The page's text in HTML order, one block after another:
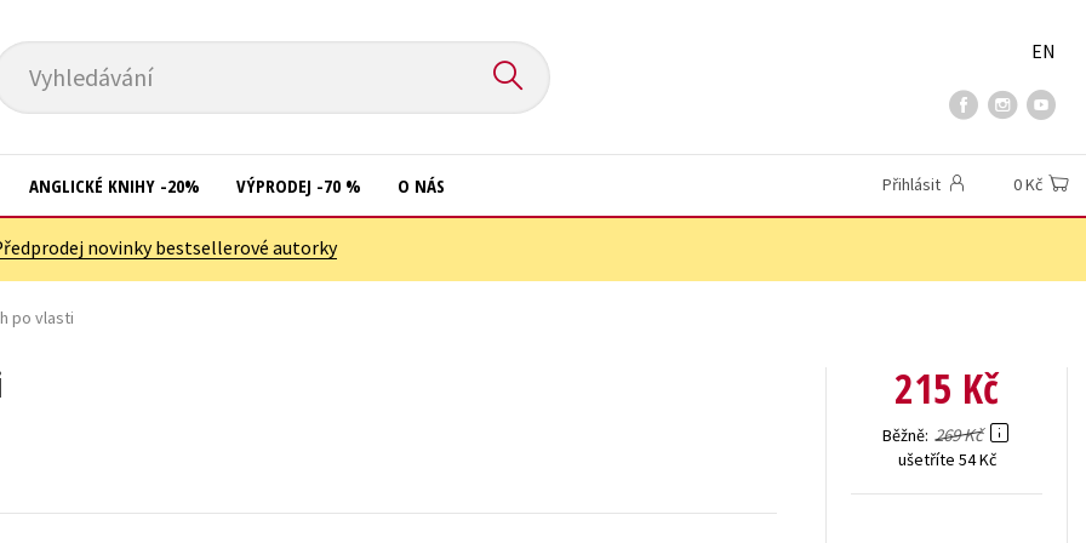
Vyhledávání
EN
Kuchařky
ANGLICKÉ KNIHY -20% VÝPRODEJ -70 % O NÁS Přihlásit 0 Kč
novinky bestsellerové autorky
po vlasti
215 Kč
Běžně 269 Kč
ušetříte 54 Kč